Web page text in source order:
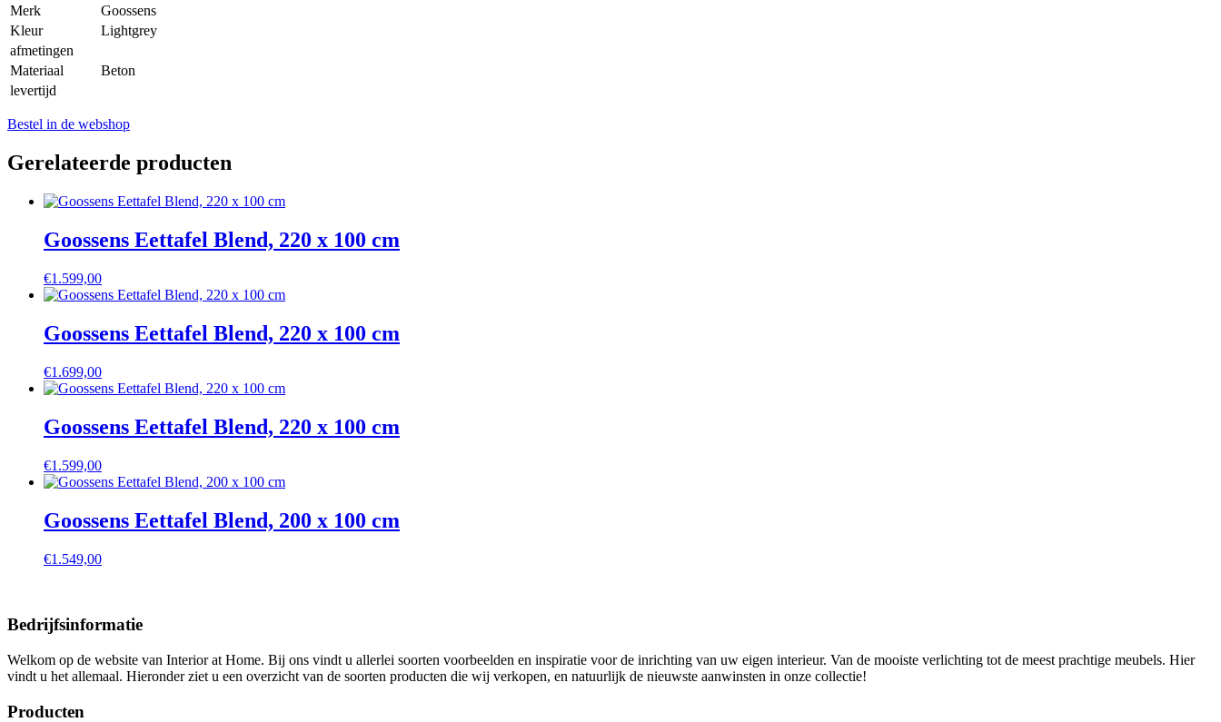
Merk
Goossens
Kleur
Lightgrey
afmetingen
Materiaal
Beton
levertijd
Bestel in de webshop
Gerelateerde producten
Goossens Eettafel Blend, 220 x 100 cm
€1.599,00
Goossens Eettafel Blend, 220 x 100 cm
€1.699,00
Goossens Eettafel Blend, 220 x 100 cm
€1.599,00
Goossens Eettafel Blend, 200 x 100 cm
€1.549,00
Bedrijfsinformatie
Welkom op de website van Interior at Home. Bij ons vindt u allerlei soorten voorbeelden en inspiratie voor de inrichting van uw eigen interieur. Van de mooiste verlichting tot de meest prachtige meubels. Hier
vindt u het allemaal. Hieronder ziet u een overzicht van de soorten producten die wij verkopen, en natuurlijk de nieuwste aanwinsten in onze collectie!
Producten